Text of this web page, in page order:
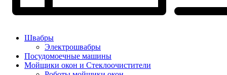
Швабры
Электрошвабры
Посудомоечные машины
Мойщики окон и Стеклоочистители